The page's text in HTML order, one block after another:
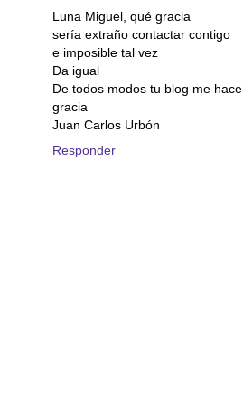
Luna Miguel, qué gracia
sería extraño contactar contigo
e imposible tal vez
Da igual
De todos modos tu blog me hace
gracia
Juan Carlos Urbón
Responder